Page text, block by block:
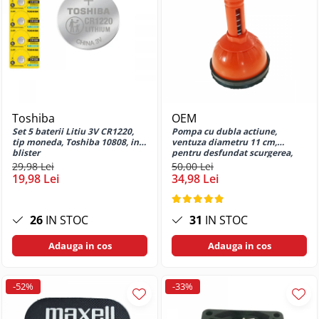
G32
Huse si protectii pentru Motorola
G34 5G
Huse si protectii pentru Motorola
G52
Huse si protectii pentru Motorola
G82
Huse si protectii pentru Motorola
G84
Huse si protectii pentru Motorola
Moto E14
Huse si protectii pentru Motorola
Huse si protectii pentru Motorola
Moto E20
Toshiba
Set 5 baterii Litiu 3V CR1220,
tip moneda, Toshiba 10808, in
blister
29,98 Lei
19,98 Lei
26 IN STOC
Adauga in cos
OEM
Pompa cu dubla actiune,
ventuza diametru 11 cm,
pentru desfundat scurgerea,
aspiratie si compresie, maner
de 13 cm cu arc
50,00 Lei
34,98 Lei
31 IN STOC
Adauga in cos
-52% -33%